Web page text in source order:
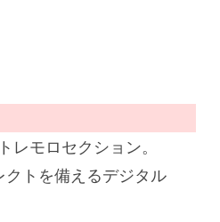
レモロセクション。
トを備えるデジタル